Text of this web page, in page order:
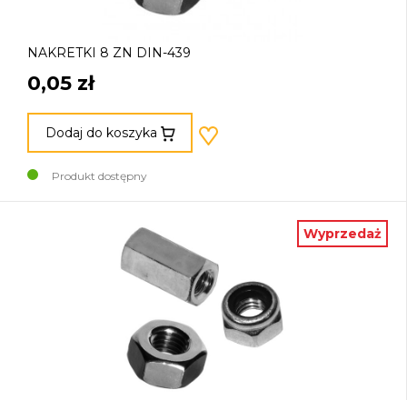
NAKRETKI 8 ZN DIN-439
0,05 zł
Dodaj do koszyka
Produkt dostępny
Wyprzedaż